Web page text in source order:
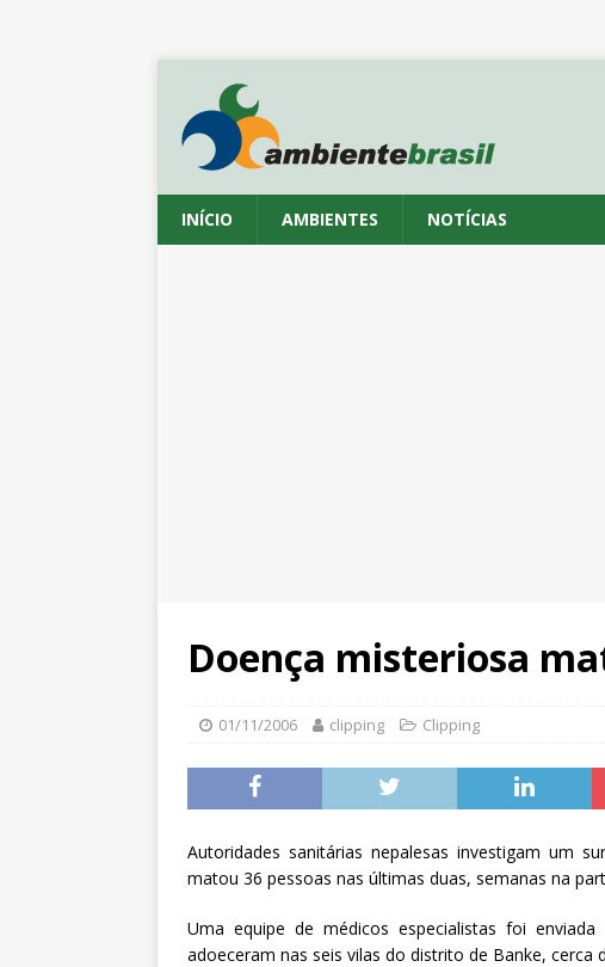
INÍCIO AMBIENTES NOTÍCIAS
Doença misteriosa
01/11/2006 clipping Clipping
Autoridades sanitárias nepalesas investigam um
matou 36 pessoas nas últimas duas, semanas na
Uma equipe de médicos especialistas foi
adoeceram nas seis vilas do distrito de Banke, cerca